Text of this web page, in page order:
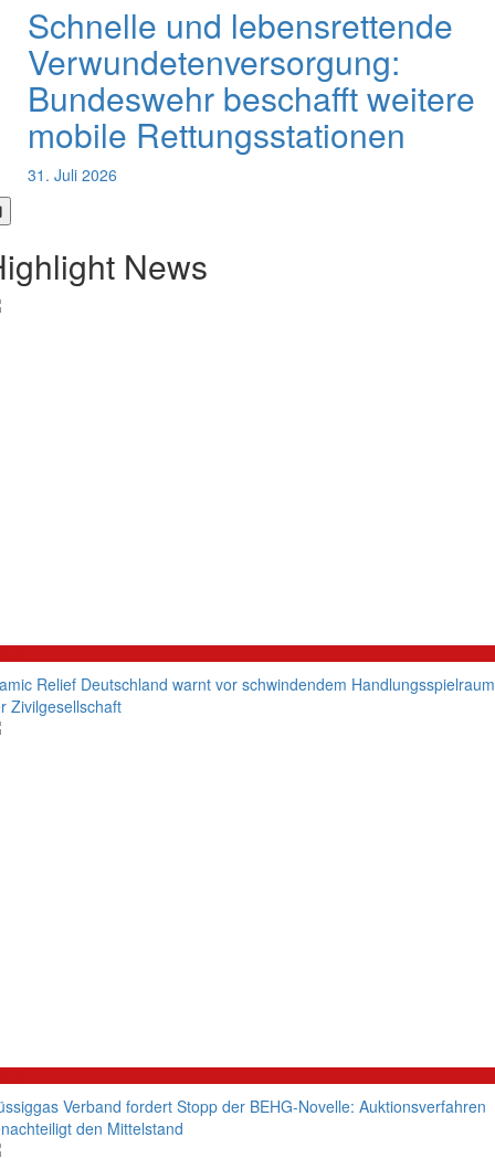
Schnelle und lebensrettende
Verwundetenversorgung:
Bundeswehr beschafft weitere
mobile Rettungsstationen
31. Juli 2026
News
Relief Deutschland warnt vor schwindendem Handlungsspielraum
Zivilgesellschaft
Verband fordert Stopp der BEHG-Novelle: Auktionsverfahren
den Mittelstand